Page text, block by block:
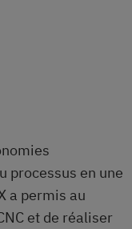
processus en une
a permis au
et de réaliser